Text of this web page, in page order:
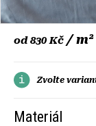
od830 Kč / m²
Zvolte
Materiál